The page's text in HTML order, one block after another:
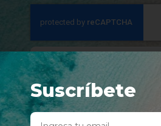
Suscríbete
Suscríbete